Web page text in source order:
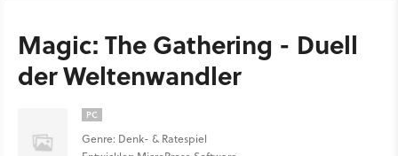
Magic: The Gathering - Duell
der Weltenwandler
PC
Genre: Denk- & Ratespiel